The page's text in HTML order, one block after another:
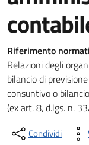
Riferimento
Relazioni degli
bilancio di
consuntivo o
(ex art. 8, d.lgs. n.
Condividi